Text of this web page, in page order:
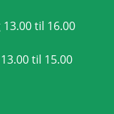
til 16.00
til 15.00